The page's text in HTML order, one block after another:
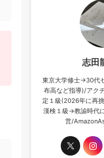
志田
東京大学修士→30代
布高など指導)/アク
定１級(2026年に再
漢検１級→教諭時代
営/